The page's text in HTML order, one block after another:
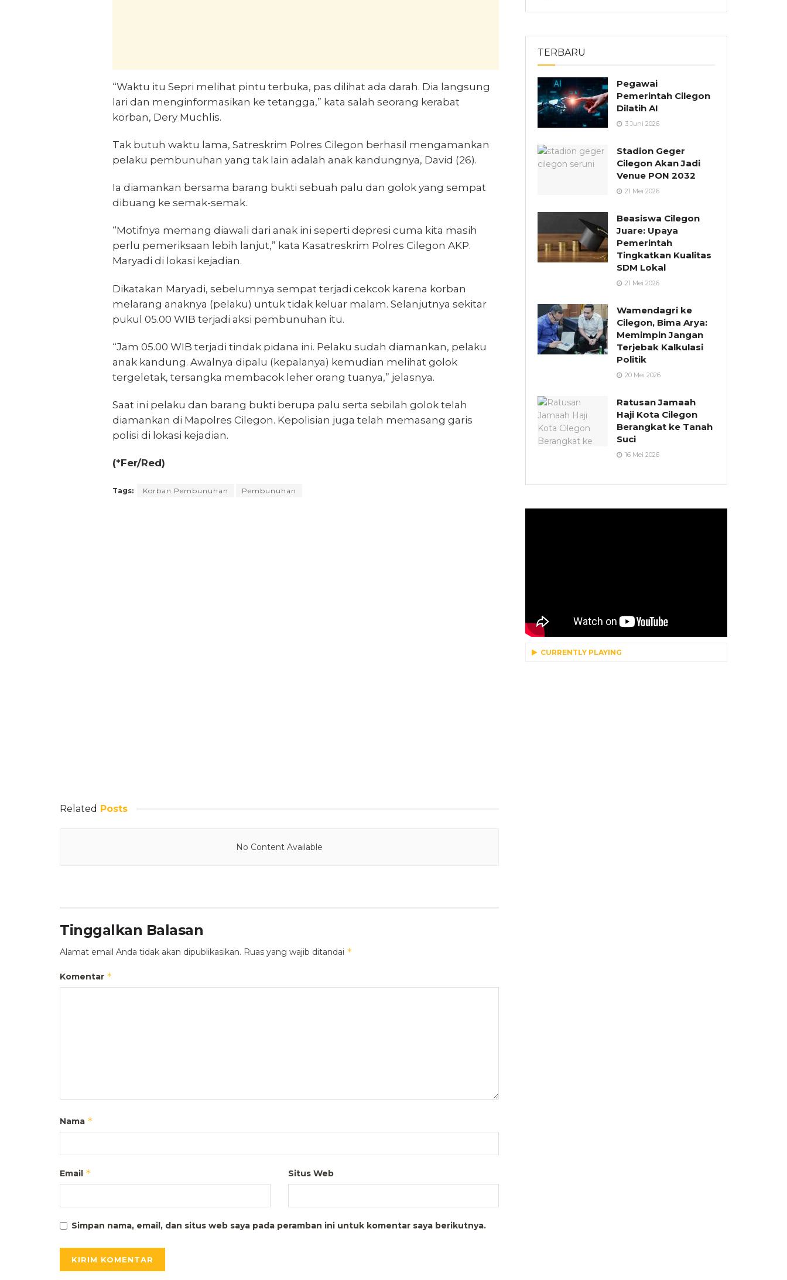
“Waktu itu Sepri melihat pintu terbuka, pas dilihat ada darah. Dia langsung
lari dan menginformasikan ke tetangga,” kata salah seorang kerabat
korban, Dery Muchlis.
Tak butuh waktu lama, Satreskrim Polres Cilegon berhasil mengamankan
pelaku pembunuhan yang tak lain adalah anak kandungnya, David (26).
Ia diamankan bersama barang bukti sebuah palu dan golok yang sempat
dibuang ke semak-semak.
“Motifnya memang diawali dari anak ini seperti depresi cuma kita masih
perlu pemeriksaan lebih lanjut,” kata Kasatreskrim Polres Cilegon AKP.
Maryadi di lokasi kejadian.
Dikatakan Maryadi, sebelumnya sempat terjadi cekcok karena korban
melarang anaknya (pelaku) untuk tidak keluar malam. Selanjutnya sekitar
pukul 05.00 WIB terjadi aksi pembunuhan itu.
“Jam 05.00 WIB terjadi tindak pidana ini. Pelaku sudah diamankan, pelaku
anak kandung. Awalnya dipalu (kepalanya) kemudian melihat golok
tergeletak, tersangka membacok leher orang tuanya,” jelasnya.
Saat ini pelaku dan barang bukti berupa palu serta sebilah golok telah
diamankan di Mapolres Cilegon. Kepolisian juga telah memasang garis
polisi di lokasi kejadian.
(*Fer/Red)
Tags: Korban Pembunuhan Pembunuhan
Related Posts
No Content Available
Tinggalkan Balasan
Alamat email Anda tidak akan dipublikasikan. Ruas yang wajib ditandai *
Komentar *
Nama *
Email * Situs Web
Simpan nama, email, dan situs web saya pada peramban ini untuk komentar saya berikutnya.
TERBARU
Pegawai
Pemerintah Cilegon
Dilatih AI
3 Juni 2026
Stadion Geger
Cilegon Akan Jadi
Venue PON 2032
21 Mei 2026
Beasiswa Cilegon
Juare: Upaya
Pemerintah
Tingkatkan Kualitas
SDM Lokal
21 Mei 2026
Wamendagri ke
Cilegon, Bima Arya:
Memimpin Jangan
Terjebak Kalkulasi
Politik
20 Mei 2026
Ratusan Jamaah
Haji Kota Cilegon
Berangkat ke Tanah
Suci
16 Mei 2026
CURRENTLY PLAYING